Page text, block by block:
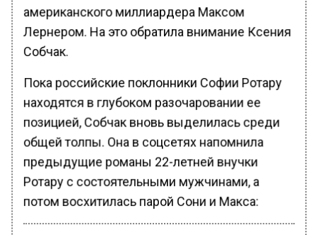
американского миллиардера Максом
Лернером. На это обратила внимание Ксения
Собчак.
Пока российские поклонники Софии Ротару
находятся в глубоком разочаровании ее
позицией, Собчак вновь выделилась среди
общей толпы. Она в соцсетях напомнила
предыдущие романы 22-летней внучки
Ротару с состоятельными мужчинами, а
потом восхитилась парой Сони и Макса: